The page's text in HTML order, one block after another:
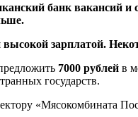
банк вакансий и
7000 рублей в
государств.
«Мясокомбината